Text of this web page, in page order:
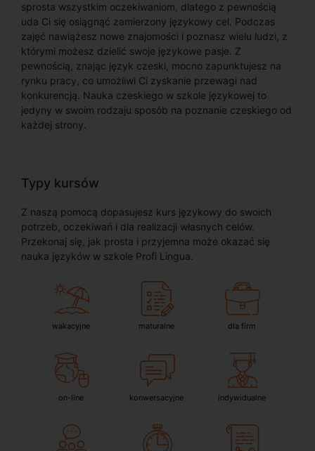
sprosta wszystkim oczekiwaniom, dlatego z pewnością
uda Ci się osiągnąć zamierzony językowy cel. Podczas
zajęć nawiążesz nowe znajomości i poznasz wielu ludzi, z
którymi możesz dzielić swoje językowe pasje. Z
pewnością, znając język czeski, mocno zapunktujesz na
rynku pracy, co umożliwi Ci zyskanie przewagi nad
konkurencją. Nauka czeskiego w szkole językowej to
jedyny w swoim rodzaju sposób na poznanie czeskiego od
każdej strony.
Typy kursów
Z naszą pomocą dopasujesz kurs językowy do swoich
potrzeb, oczekiwań i dla realizacji własnych celów.
Przekonaj się, jak prosta i przyjemna może okazać się
nauka języków w szkole Profi Lingua.
wakacyjne maturalne dla firm
on-line konwersacyjne indywidualne